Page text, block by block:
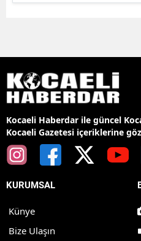
Kocaeli Haberdar ile güncel
Kocaeli Gazetesi içeriklerine
KURUMSAL
Künye
Bize Ulaşın